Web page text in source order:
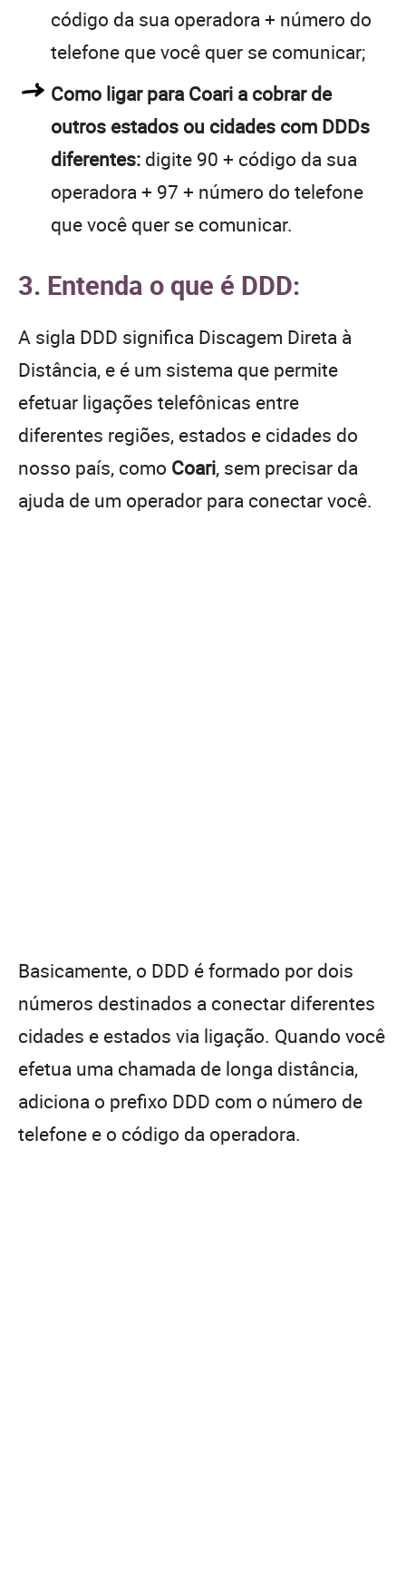
código da sua operadora + número do
telefone que você quer se comunicar;
Como ligar para Coari a cobrar de
outros estados ou cidades com DDDs
diferentes: digite 90 + código da sua
operadora + 97 + número do telefone
que você quer se comunicar.
3. Entenda o que é DDD:
A sigla DDD significa Discagem Direta à
Distância, e é um sistema que permite
efetuar ligações telefônicas entre
diferentes regiões, estados e cidades do
nosso país, como Coari, sem precisar da
ajuda de um operador para conectar você.
Basicamente, o DDD é formado por dois
números destinados a conectar diferentes
cidades e estados via ligação. Quando você
efetua uma chamada de longa distância,
adiciona o prefixo DDD com o número de
telefone e o código da operadora.